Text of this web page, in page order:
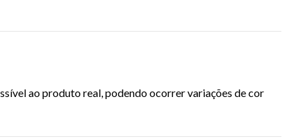
ao produto real, podendo ocorrer variações de cor